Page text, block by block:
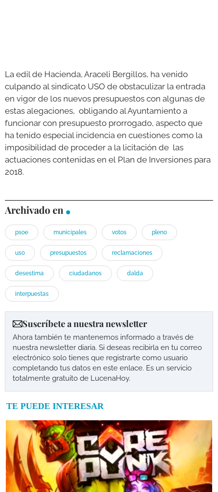
La edil de Hacienda, Araceli Bergillos, ha venido
culpando al sindicato USO de obstaculizar la entrada
en vigor de los nuevos presupuestos con algunas de
estas alegaciones, obligando al Ayuntamiento a
funcionar con presupuesto prorrogado, aspecto que
ha tenido especial incidencia en cuestiones como la
imposibilidad de proceder a la licitación de las
actuaciones contenidas en el Plan de Inversiones para
2018.
Archivado en
psoe municipales votos pleno
uso presupuestos reclamaciones
desestima ciudadanos dalda
interpuestas
Suscríbete a nuestra newsletter
Ahora también te mantenemos informado a través de
nuestra newsletter diaria. Si deseas recibirla en tu correo
electrónico solo tienes que registrarte como usuario
completando tus datos en este enlace. Es un servicio
totalmente gratuito de LucenaHoy.
TE PUEDE INTERESAR